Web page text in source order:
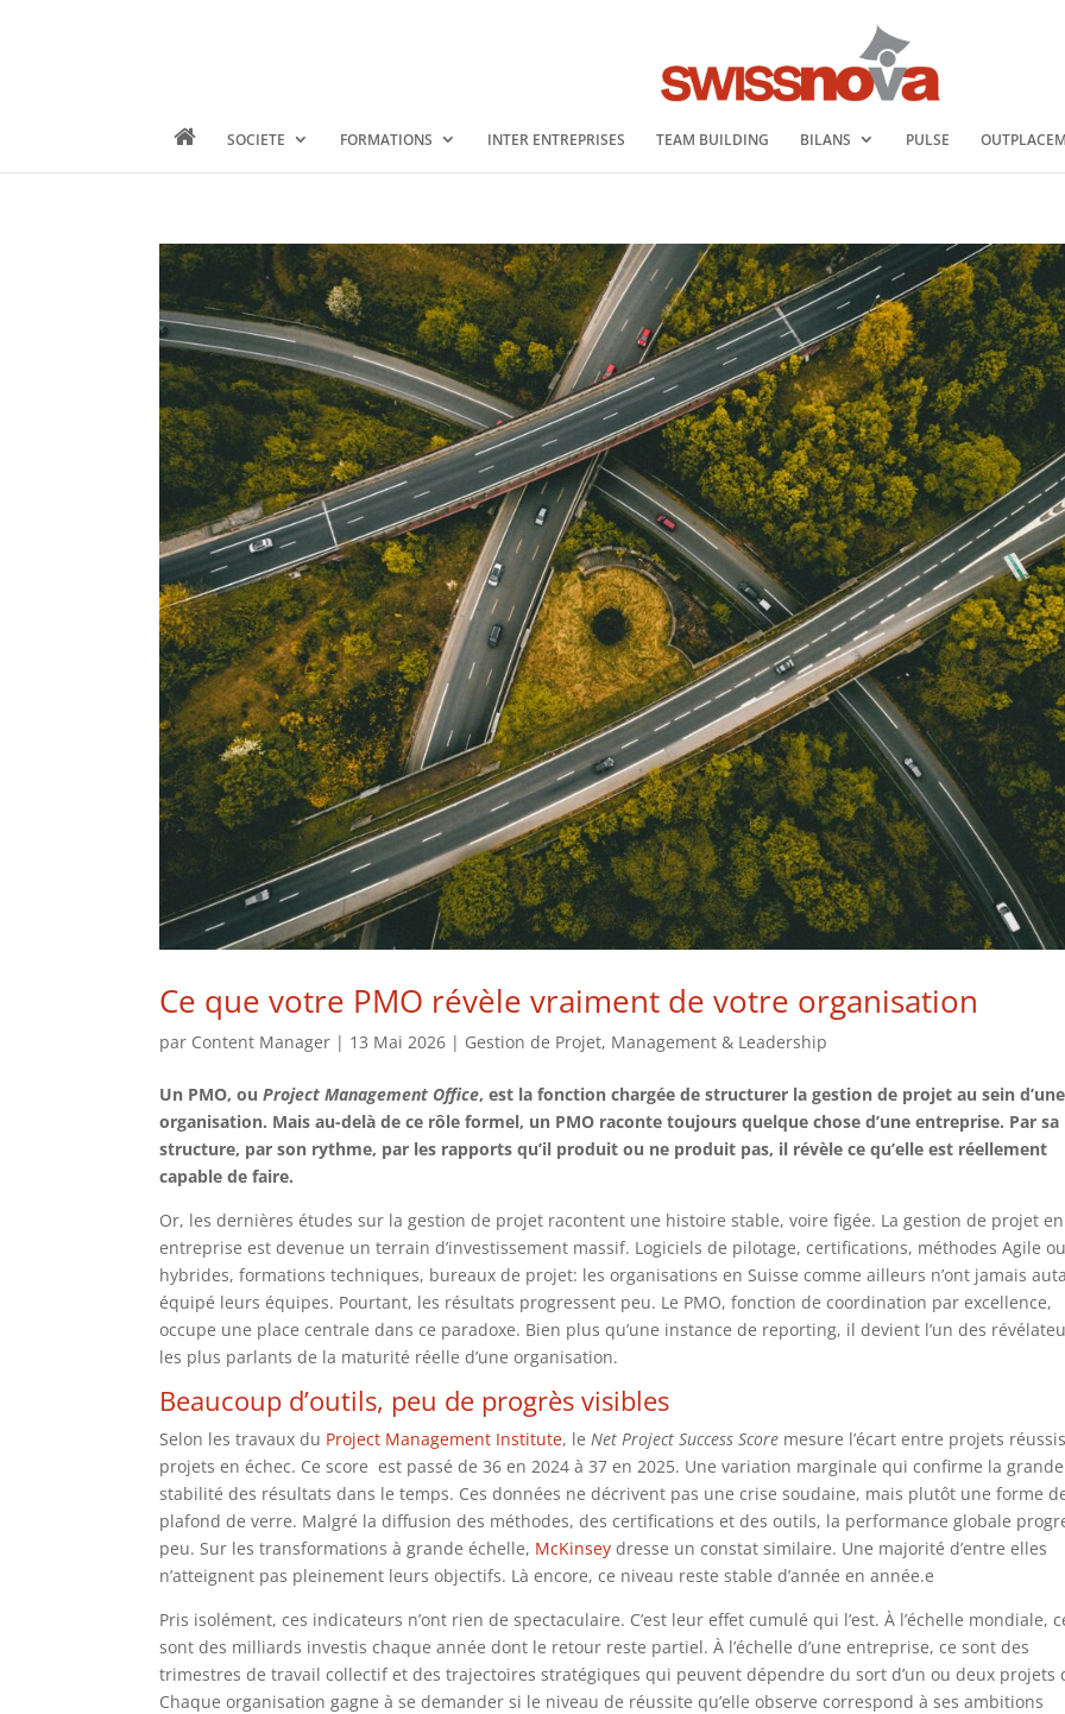
SOCIETE FORMATIONS INTER ENTREPRISES TEAM BUILDING BILANS PULSE
Ce que votre PMO révèle vraiment de votre organisation
par Content Manager | 13 Mai 2026 | Gestion de Projet, Management & Leadership
Un PMO, ouProject Management Office, est la fonction chargée de structurer la gestion de projet au sein d’une
organisation. Mais au-delà de ce rôle formel, un PMO raconte toujours quelque chose d’une entreprise. Par sa
structure, par son rythme, par les rapports qu’il produit ou ne produit pas, il révèle ce qu’elle est réellement
capable de faire.
Or, les dernières études sur la gestion de projet racontent une histoire stable, voire figée. La gestion de projet en
entreprise est devenue un terrain d’investissement massif. Logiciels de pilotage, certifications, méthodes Agile ou
hybrides, formations techniques, bureaux de projet: les organisations en Suisse comme ailleurs n’ont jamais
équipé leurs équipes. Pourtant, les résultats progressent peu. Le PMO, fonction de coordination par excellence,
occupe une place centrale dans ce paradoxe. Bien plus qu’une instance de reporting, il devient l’un des
les plus parlants de la maturité réelle d’une organisation.
Beaucoup d’outils, peu de progrès visibles
Selon les travaux du Project Management Institute, le Net Project Success Score mesure l’écart entre projets
projets en échec. Ce score est passé de 36 en 2024 à 37 en 2025. Une variation marginale qui confirme la grande
stabilité des résultats dans le temps. Ces données ne décrivent pas une crise soudaine, mais plutôt une forme
plafond de verre. Malgré la diffusion des méthodes, des certifications et des outils, la performance globale
peu. Sur les transformations à grande échelle, McKinsey dresse un constat similaire. Une majorité d’entre elles
n’atteignent pas pleinement leurs objectifs. Là encore, ce niveau reste stable d’année en année.e
Pris isolément, ces indicateurs n’ont rien de spectaculaire. C’est leur effet cumulé qui l’est. À l’échelle mondiale,
sont des milliards investis chaque année dont le retour reste partiel. À l’échelle d’une entreprise, ce sont des
trimestres de travail collectif et des trajectoires stratégiques qui peuvent dépendre du sort d’un ou deux projets
Chaque organisation gagne à se demander si le niveau de réussite qu’elle observe correspond à ses ambitions